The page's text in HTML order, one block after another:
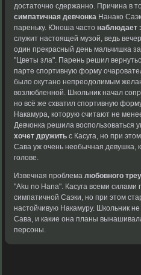
достаточно сдержанно. Причина в
симпатичная девчонка Нанако
пареньку. Юноша часто наблюдает
служит настоящей музой, ведь
один прекрасный день мальчишка
"Цветы зла". Парень решил
парте спортивную форму
было окутано непреодолимым
возлюбленной. Школьник начал
но всё же схватил спортивную
Накамура, которую считают не
Девчонка решила воспользоваться
хочет дружить с Касуга, но при этом
Сава уж очень необычная девушка,
голове.
Извечная проблема любовного
"Aku no Hana". Касуга всеми силами
симпатичной Саэки, но при этом
настойчивую Накамуру. Школьник
Сава, и какие она планы
персоны.